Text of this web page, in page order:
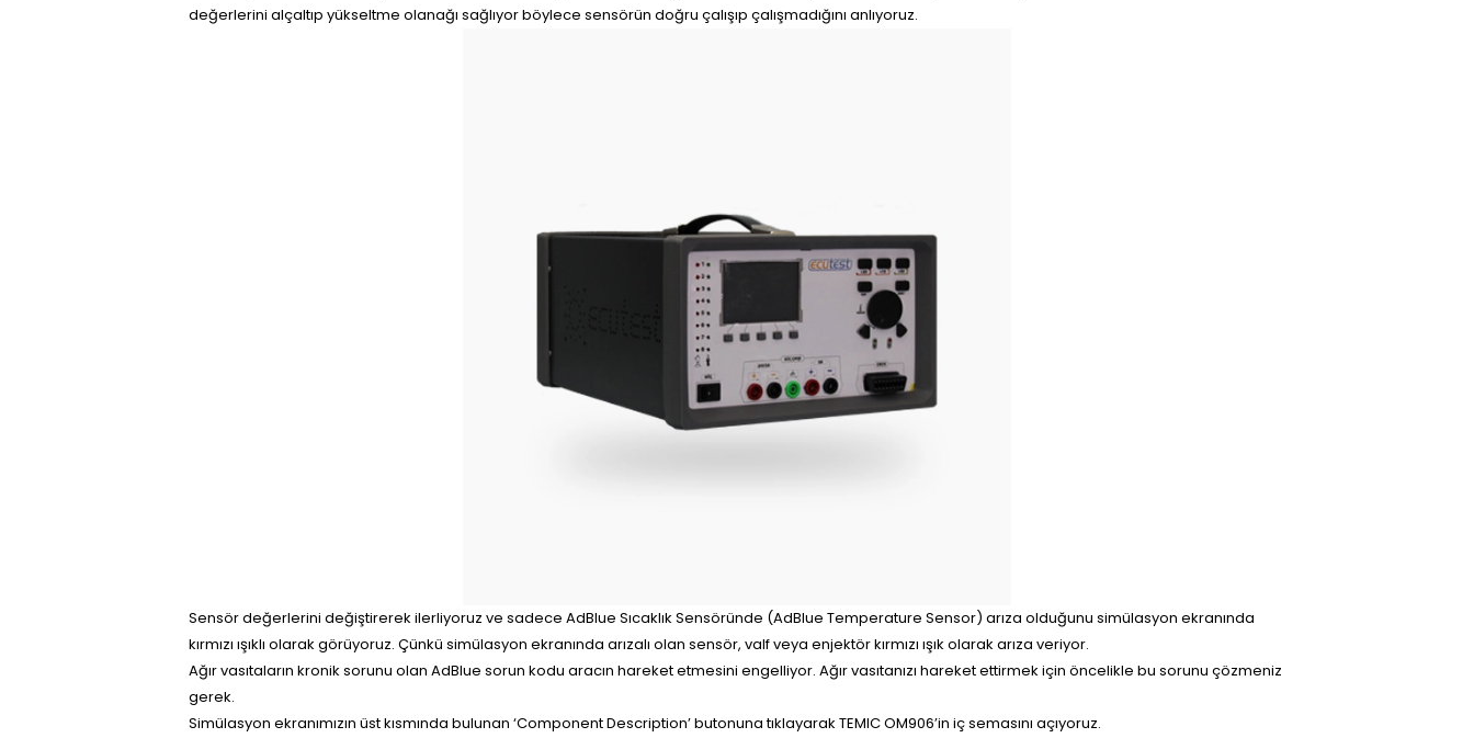
değerlerini alçaltıp yükseltme olanağı sağlıyor böylece sensörün doğru çalışıp çalışmadığını anlıyoruz.
Sensör değerlerini değiştirerek ilerliyoruz ve sadece AdBlue Sıcaklık Sensöründe (AdBlue Temperature Sensor) arıza olduğunu simülasyon ekranında
kırmızı ışıklı olarak görüyoruz. Çünkü simülasyon ekranında arızalı olan sensör, valf veya enjektör kırmızı ışık olarak arıza veriyor.
Ağır vasıtaların kronik sorunu olan AdBlue sorun kodu aracın hareket etmesini engelliyor. Ağır vasıtanızı hareket ettirmek için öncelikle bu sorunu çözmeniz
gerek.
Simülasyon ekranımızın üst kısmında bulunan ‘Component Description’ butonuna tıklayarak TEMIC OM906’in iç semasını açıyoruz.